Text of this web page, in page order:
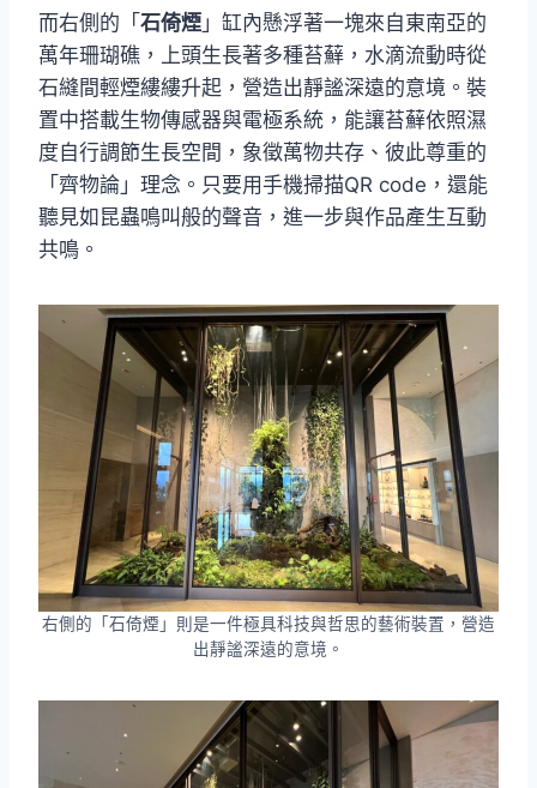
而右側的「石倚煙 」缸內懸浮著一塊來自東南亞的
萬年珊瑚礁，上頭生長著多種苔蘚，水滴流動時從
石縫間輕煙縷縷升起，營造出靜謐深遠的意境。裝
置中搭載生物傳感器與電極系統，能讓苔蘚依照濕
度自行調節生長空間，象徵萬物共存、彼此尊重的
「齊物論」理念。只要用手機掃描QR code，還能
聽見如昆蟲鳴叫般的聲音，進一步與作品產生互動
共鳴。
右側的「石倚煙」則是一件極具科技與哲思的藝術裝置，營造
出靜謐深遠的意境。